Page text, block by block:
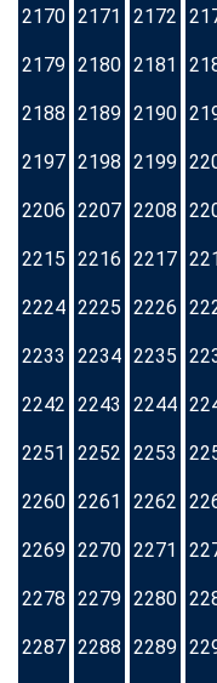
2170 2171 2172
2179 2180 2181
2188 2189 2190
2197 2198 2199
2206 2207 2208
2215 2216 2217
2224 2225 2226
2233 2234 2235
2242 2243 2244
2251 2252 2253
2260 2261 2262
2269 2270 2271
2278 2279 2280
2287 2288 2289